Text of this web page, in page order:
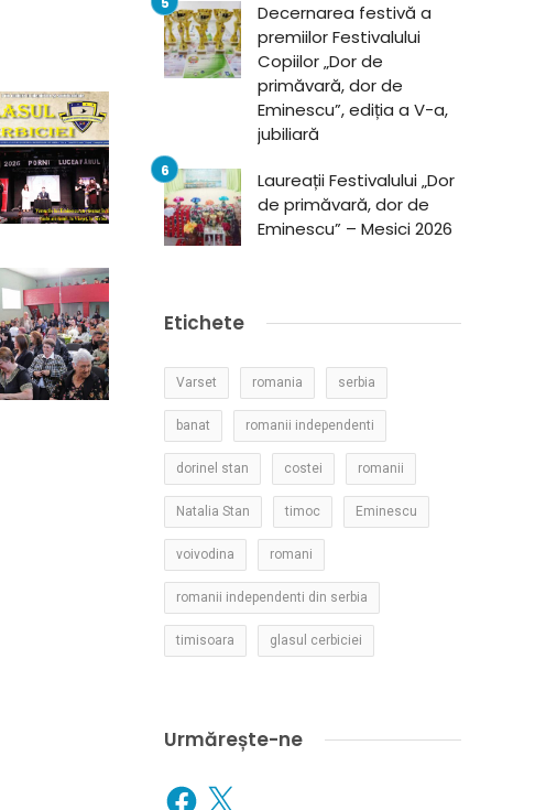
Decernarea festivă a
premiilor Festivalului
Copiilor „Dor de
primăvară, dor de
Eminescu”, ediția a V-a,
jubiliară
Laureații Festivalului „Dor
de primăvară, dor de
Eminescu” – Mesici 2026
Etichete
Varset romania serbia
banat romanii independenti
dorinel stan costei romanii
Natalia Stan timoc Eminescu
voivodina romani
romanii independenti din serbia
timisoara glasul cerbiciei
Urmărește-ne
Facebook
X